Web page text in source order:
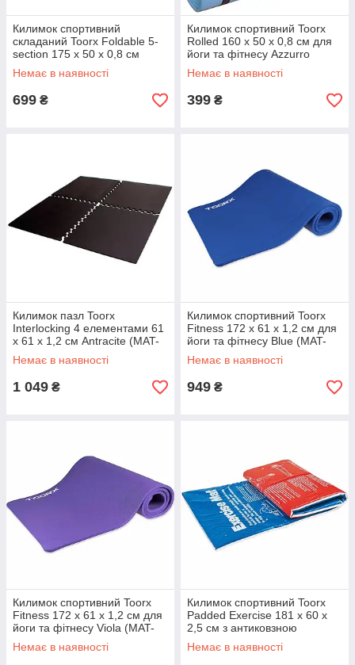
Килимок спортивний
складаний Toorx Foldable 5-
section 175 х 50 х 0,8 см
Azzurro (MAT-175)
Немає в наявності
699 ₴
Килимок спортивний Toorx
Rolled 160 х 50 х 0,8 см для
йоги та фітнесу Azzurro
(MAT-160)
Немає в наявності
399 ₴
Килимок пазл Toorx
Interlocking 4 елементами 61
х 61 х 1,2 см Antracite (MAT-
60)
Немає в наявності
1 049 ₴
Килимок спортивний Toorx
Fitness 172 х 61 х 1,2 см для
йоги та фітнесу Blue (MAT-
172)
Немає в наявності
949 ₴
Килимок спортивний Toorx
Fitness 172 х 61 х 1,2 см для
йоги та фітнесу Viola (MAT-
185)
Немає в наявності
Килимок спортивний Toorx
Padded Exercise 181 х 60 х
2,5 см з антиковзною
поверхнею Blu/Rosso (MAT-
GE)
Немає в наявності